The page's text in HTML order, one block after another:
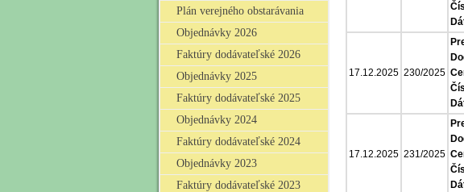
Plán verejného obstarávania
Objednávky 2026
Faktúry dodávateľské 2026
Objednávky 2025
Faktúry dodávateľské 2025
Objednávky 2024
Faktúry dodávateľské 2024
Objednávky 2023
Faktúry dodávateľské 2023
17.12.2025 230/2025
17.12.2025 231/2025